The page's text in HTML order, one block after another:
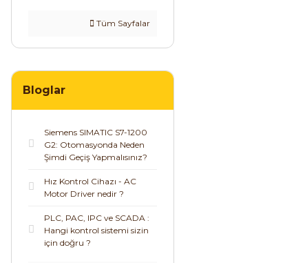
Tüm Sayfalar
Bloglar
Siemens SIMATIC S7-1200
G2: Otomasyonda Neden
Şimdi Geçiş Yapmalısınız?
Hız Kontrol Cihazı - AC
Motor Driver nedir ?
PLC, PAC, IPC ve SCADA :
Hangi kontrol sistemi sizin
için doğru ?